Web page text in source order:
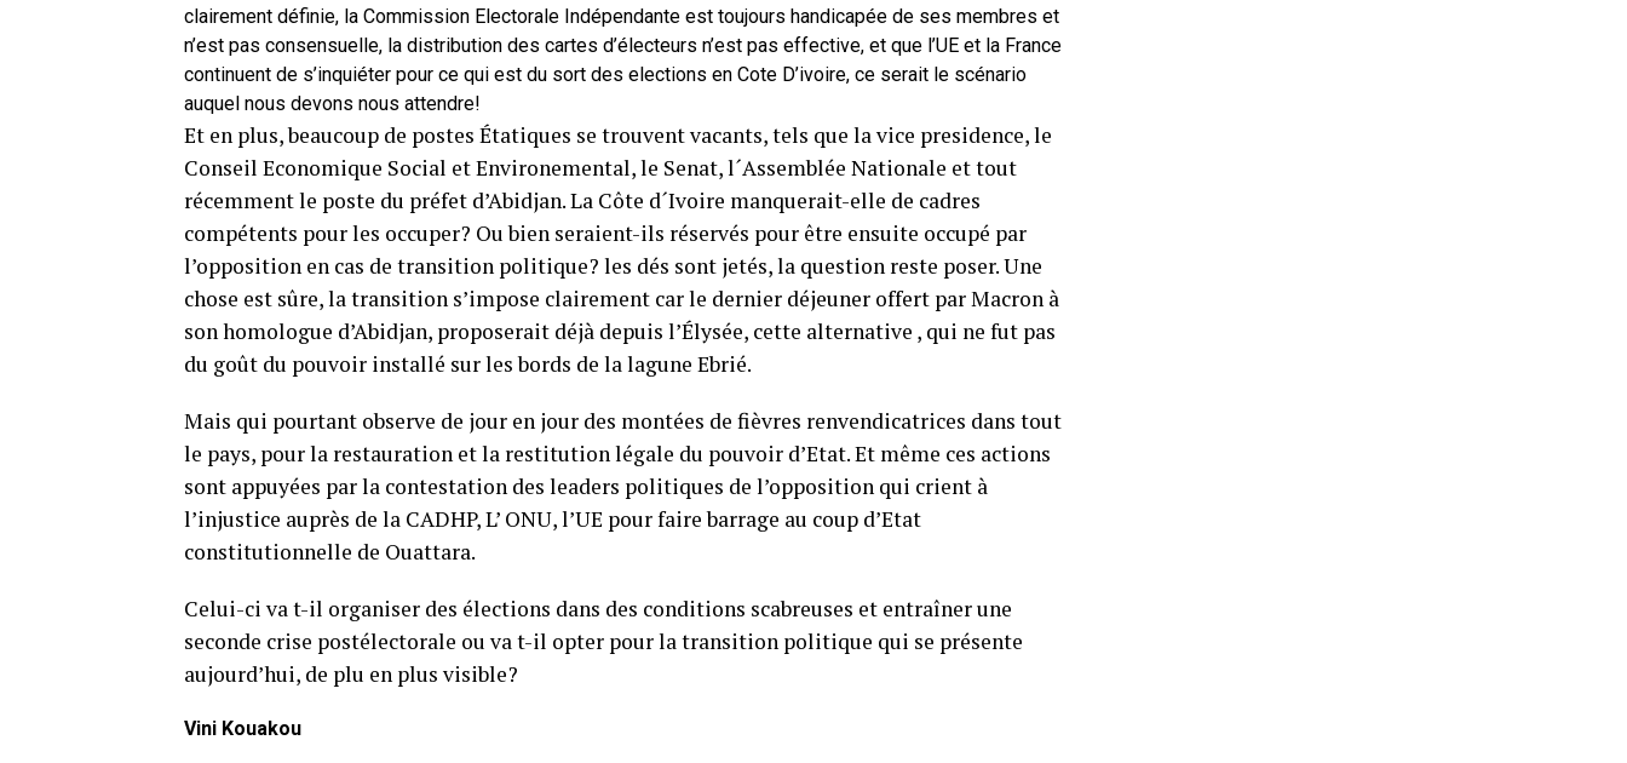
clairement définie, la Commission Electorale Indépendante est toujours handicapée de ses membres et
n’est pas consensuelle, la distribution des cartes d’électeurs n’est pas effective, et que l’UE et la France
continuent de s’inquiéter pour ce qui est du sort des elections en Cote D’ivoire, ce serait le scénario
auquel nous devons nous attendre!
Et en plus, beaucoup de postes Étatiques se trouvent vacants, tels que la vice presidence, le
Conseil Economique Social et Environemental, le Senat, l´Assemblée Nationale et tout
récemment le poste du préfet d’Abidjan. La Côte d´Ivoire manquerait-elle de cadres
compétents pour les occuper? Ou bien seraient-ils réservés pour être ensuite occupé par
l’opposition en cas de transition politique? les dés sont jetés, la question reste poser. Une
chose est sûre, la transition s’impose clairement car le dernier déjeuner offert par Macron à
son homologue d’Abidjan, proposerait déjà depuis l’Élysée, cette alternative , qui ne fut pas
du goût du pouvoir installé sur les bords de la lagune Ebrié.
Mais qui pourtant observe de jour en jour des montées de fièvres renvendicatrices dans tout
le pays, pour la restauration et la restitution légale du pouvoir d’Etat. Et même ces actions
sont appuyées par la contestation des leaders politiques de l’opposition qui crient à
l’injustice auprès de la CADHP, L’ ONU, l’UE pour faire barrage au coup d’Etat
constitutionnelle de Ouattara.
Celui-ci va t-il organiser des élections dans des conditions scabreuses et entraîner une
seconde crise postélectorale ou va t-il opter pour la transition politique qui se présente
aujourd’hui, de plu en plus visible?
Vini Kouakou